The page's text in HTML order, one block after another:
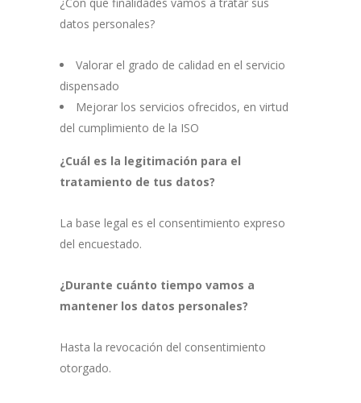
datos personales?
Valorar el grado de calidad en el servicio
dispensado
Mejorar los servicios ofrecidos, en virtud
del cumplimiento de la ISO
¿Cuál es la legitimación para el
tratamiento de tus datos?
La base legal es el consentimiento expreso
del encuestado.
¿Durante cuánto tiempo vamos a
mantener los datos personales?
Hasta la revocación del consentimiento
otorgado.